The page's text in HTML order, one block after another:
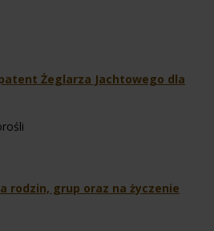
Żeglarza Jachtowego dla
rodzin, grup oraz na życzenie